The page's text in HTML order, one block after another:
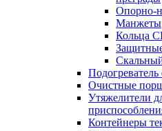
Опорно-
Манжеты
Кольца
Подогреватель
Очистные
Утяжелители
Контейнеры